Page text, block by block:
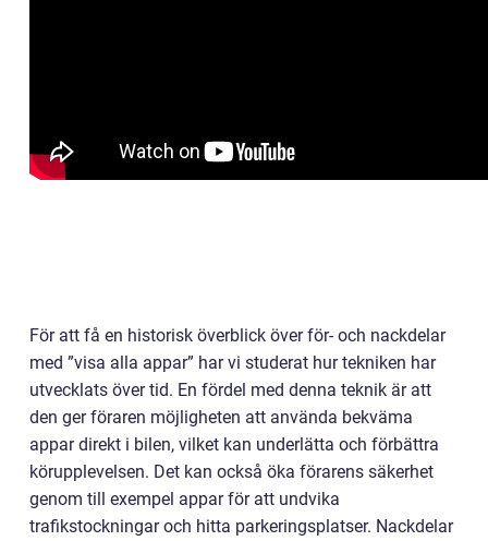
För att få en historisk överblick över för- och nackdelar
med ”visa alla appar” har vi studerat hur tekniken har
utvecklats över tid. En fördel med denna teknik är att
den ger föraren möjligheten att använda bekväma
appar direkt i bilen, vilket kan underlätta och förbättra
körupplevelsen. Det kan också öka förarens säkerhet
genom till exempel appar för att undvika
trafikstockningar och hitta parkeringsplatser. Nackdelar